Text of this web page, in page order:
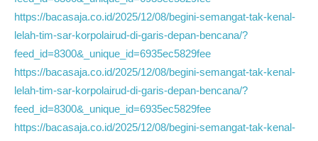
https://bacasaja.co.id/2025/12/08/begini-semangat-tak-kenal-
lelah-tim-sar-korpolairud-di-garis-depan-bencana/?
feed_id=8300&_unique_id=6935ec5829fee
https://bacasaja.co.id/2025/12/08/begini-semangat-tak-kenal-
lelah-tim-sar-korpolairud-di-garis-depan-bencana/?
feed_id=8300&_unique_id=6935ec5829fee
https://bacasaja.co.id/2025/12/08/begini-semangat-tak-kenal-